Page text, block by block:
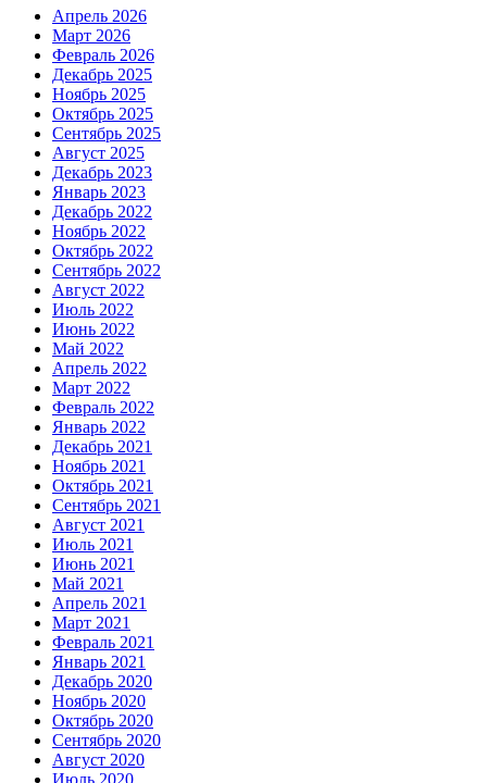
Апрель 2026
Март 2026
Февраль 2026
Декабрь 2025
Ноябрь 2025
Октябрь 2025
Сентябрь 2025
Август 2025
Декабрь 2023
Январь 2023
Декабрь 2022
Ноябрь 2022
Октябрь 2022
Сентябрь 2022
Август 2022
Июль 2022
Июнь 2022
Май 2022
Апрель 2022
Март 2022
Февраль 2022
Январь 2022
Декабрь 2021
Ноябрь 2021
Октябрь 2021
Сентябрь 2021
Август 2021
Июль 2021
Июнь 2021
Май 2021
Апрель 2021
Март 2021
Февраль 2021
Январь 2021
Декабрь 2020
Ноябрь 2020
Октябрь 2020
Сентябрь 2020
Август 2020
Июль 2020